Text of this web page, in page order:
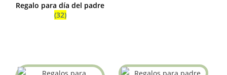
Regalo para día del padre
(32)